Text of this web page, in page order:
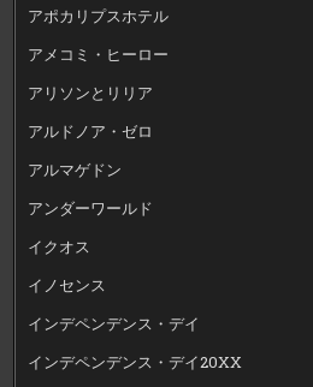
アポカリプスホテル
アメコミ・ヒーロー
アリソンとリリア
アルドノア・ゼロ
アルマゲドン
アンダーワールド
イクオス
イノセンス
インデペンデンス・デイ
インデペンデンス・デイ20XX